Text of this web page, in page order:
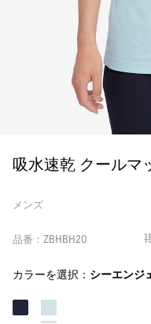
吸水速乾 クールマ
メンズ
品番：ZBHBH20
カラーを選択： シーエンジ